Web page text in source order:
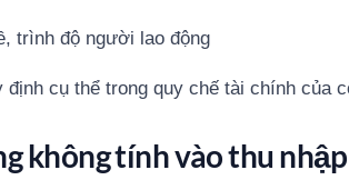
trình độ người lao động
cụ thể trong quy chế tài chính của
không tính vào thu